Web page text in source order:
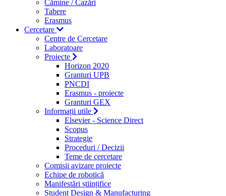
Cămine / Cazări
Tabere
Erasmus
Cercetare
Centre de Cercetare
Laboratoare
Proiecte
Horizon 2020
Granturi UPB
PNCDI
Erasmus - proiecte
Granturi GEX
Informații utile
Elsevier - Science Direct
Scopus
Strategie
Proceduri / Decizii
Teme de cercetare
Comisii avizare proiecte
Echipe de robotică
Manifestări științifice
Student Design & Manufacturing